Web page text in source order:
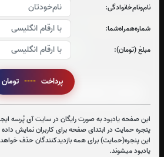
نام‌و‌نام‌خانوادگی:
شماره‌همراه‌شما:
مبلغ (تومان):
پرداخت ----
این صفحه یادبود به صورت رایگان در سایت آی پُرسه
پنجره حمایت در ابتدای صفحه برای کاربران نمایش
این پنجره(حمایت) برای همه بازدیدکنندگان حذف
یادبود میشوند.
زیارت عاشورا:
قرائت زیارت عاشورا را تقبل میکنم
صوت زیارت عاشورا -
متن زیارت عاشورا